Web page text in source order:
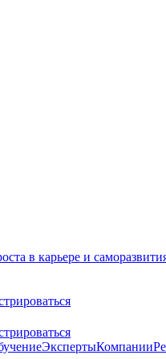
в карьере и
ЭкспертыКомпании